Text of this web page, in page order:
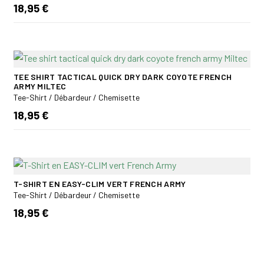
18,95 €
TEE SHIRT TACTICAL QUICK DRY DARK COYOTE FRENCH
ARMY MILTEC
Tee-Shirt / Débardeur / Chemisette
18,95 €
T-SHIRT EN EASY-CLIM VERT FRENCH ARMY
Tee-Shirt / Débardeur / Chemisette
18,95 €